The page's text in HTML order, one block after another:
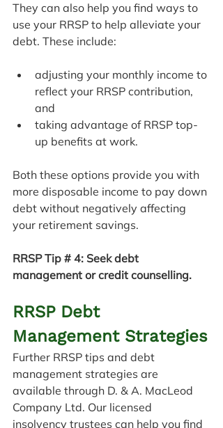
They can also help you find ways to
use your RRSP to help alleviate your
debt. These include:
adjusting your monthly income to
reflect your RRSP contribution,
and
taking advantage of RRSP top-
up benefits at work.
Both these options provide you with
more disposable income to pay down
debt without negatively affecting
your retirement savings.
RRSP Tip # 4: Seek debt
management or credit counselling.
RRSP Debt
Management Strategies
Further RRSP tips and debt
management strategies are
available through D. & A. MacLeod
Company Ltd. Our licensed
insolvency trustees can help you find